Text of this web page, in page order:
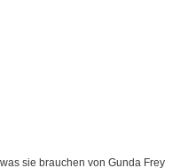
sie brauchen von Gunda Frey